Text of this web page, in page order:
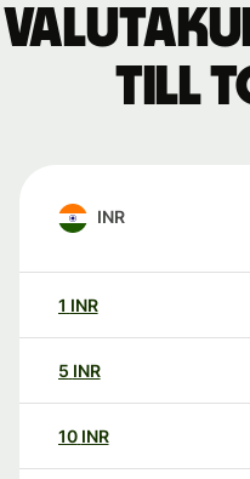
till
INR
1 INR
5 INR
10 INR